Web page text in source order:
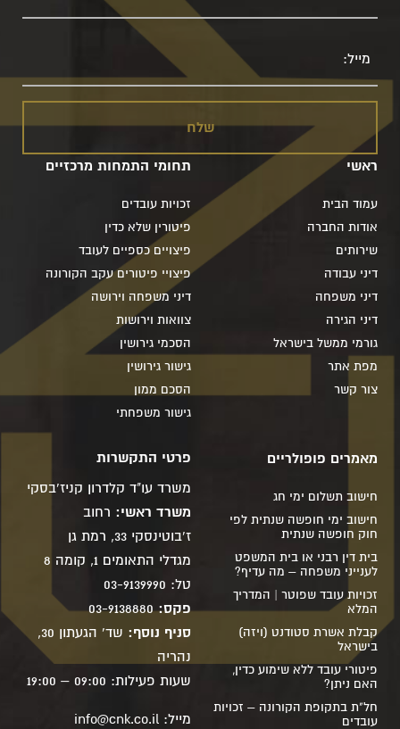
ראשי
עמוד הבית
אודות החברה
שירותים
דיני עבודה
דיני משפחה
דיני הגירה
גורמי ממשל בישראל
מפת אתר
צור קשר
תחומי התמחות מרכזיים
זכויות עובדים
פיטורין שלא כדין
פיצויים כספיים לעובד
פיצויי פיטורים עקב הקורונה
דיני משפחה וירושה
צוואות וירושות
הסכמי גירושין
גישור גירושין
הסכם ממון
גישור משפחתי
מאמרים פופולריים
חישוב תשלום ימי חג
חישוב ימי חופשה שנתית לפי
חוק חופשה שנתית
בית דין רבני או בית המשפט
לענייני משפחה – מה עדיף?
זכויות עובד שפוטר | המדריך
המלא
קבלת אשרת סטודנט (ויזה)
בישראל
פיטורי עובד ללא שימוע כדין,
האם ניתן?
חל"ת בתקופת הקורונה – זכויות
עובדים
פרטי התקשרות
משרד עו"ד קלדרון קניז'בסקי
משרד ראשי: רחוב
ז'בוטינסקי 33, רמת גן
מגדלי התאומים 1, קומה 8
טל: 03-9139990
פקס:03-9138880
סניף נוסף:
שד' הגעתון 30,
נהריה
שעות פעילות: 09:00 – 19:00
מייל: info@cnk.co.il